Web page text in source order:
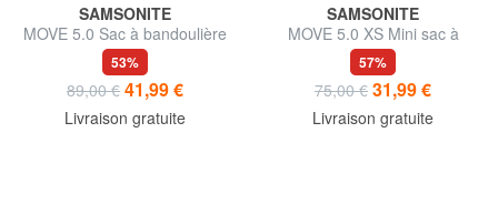
SAMSONITE
MOVE 5.0 Sac à bandoulière
53%
89,00 € 41,99 €
Livraison gratuite
SAMSONITE
MOVE 5.0 XS Mini sac à
bandoulière
57%
75,00 € 31,99 €
Livraison gratuite